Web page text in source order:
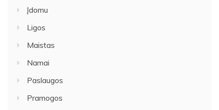
Įdomu
Ligos
Maistas
Namai
Paslaugos
Pramogos